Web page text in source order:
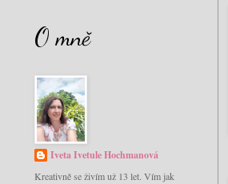
O mně
Iveta Ivetule Hochmanová
Kreativně se živím už 13 let. Vím jak